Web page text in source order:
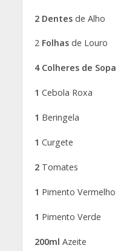
2 Dentesde Alho
2Folhasde Louro
4 Colheres de Sopa
1 Cebola Roxa
1 Beringela
1 Curgete
2Tomates
1 Pimento Vermelho
1 Pimento Verde
200ml Azeite